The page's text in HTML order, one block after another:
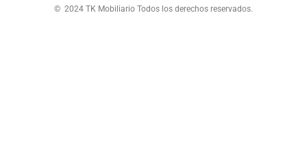
© 2024 TK Mobiliario Todos los derechos reservados.